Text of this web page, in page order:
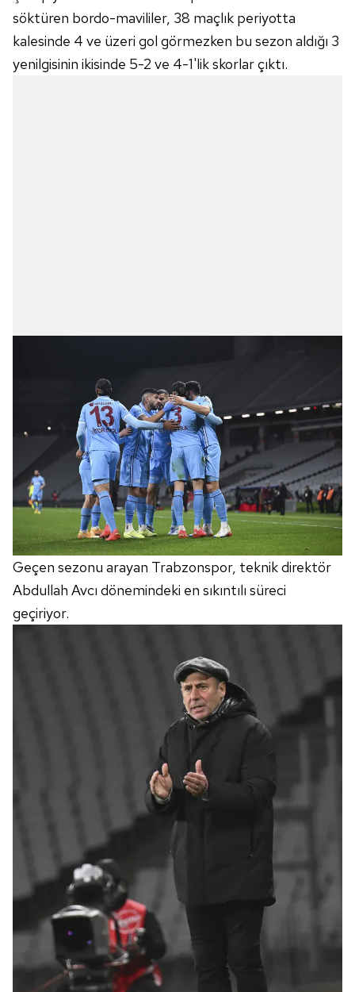
söktüren bordo-mavililer, 38 maçlık periyotta
kalesinde 4 ve üzeri gol görmezken bu sezon aldığı 3
yenilgisinin ikisinde 5-2 ve 4-1'lik skorlar çıktı.
Geçen sezonu arayan Trabzonspor, teknik direktör
Abdullah Avcı dönemindeki en sıkıntılı süreci
geçiriyor.